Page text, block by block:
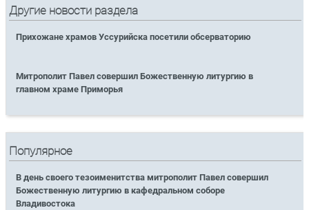
Другие новости раздела
Прихожане храмов Уссурийска посетили обсерваторию
Митрополит Павел совершил Божественную литургию в
главном храме Приморья
Популярное
В день своего тезоименитства митрополит Павел совершил
Божественную литургию в кафедральном соборе
Владивостока